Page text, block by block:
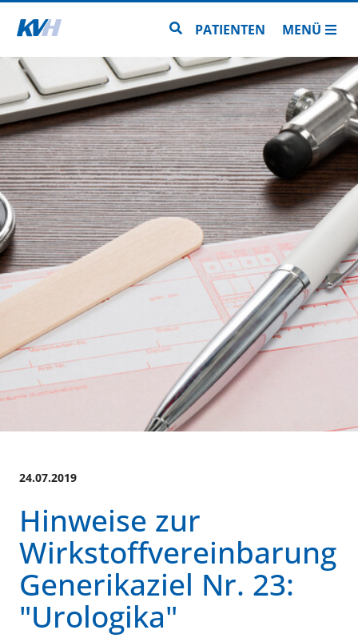
Zur Startseite Zur Seitensuche
PATIENTEN MENÜ
24.07.2019
Hinweise zur
Wirkstoffvereinbarung
Generikaziel Nr. 23:
"Urologika"